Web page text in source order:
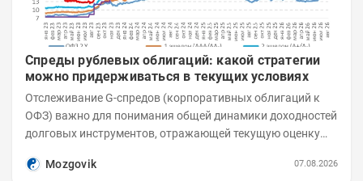
Спреды рублевых облигаций: какой стратегии
можно придерживаться в текущих условиях
Отслеживание G-спредов (корпоративных облигаций к
ОФЗ) важно для понимания общей динамики доходностей
долговых инструментов, отражающей текущую оценку
Mozgovik
07.08.2026